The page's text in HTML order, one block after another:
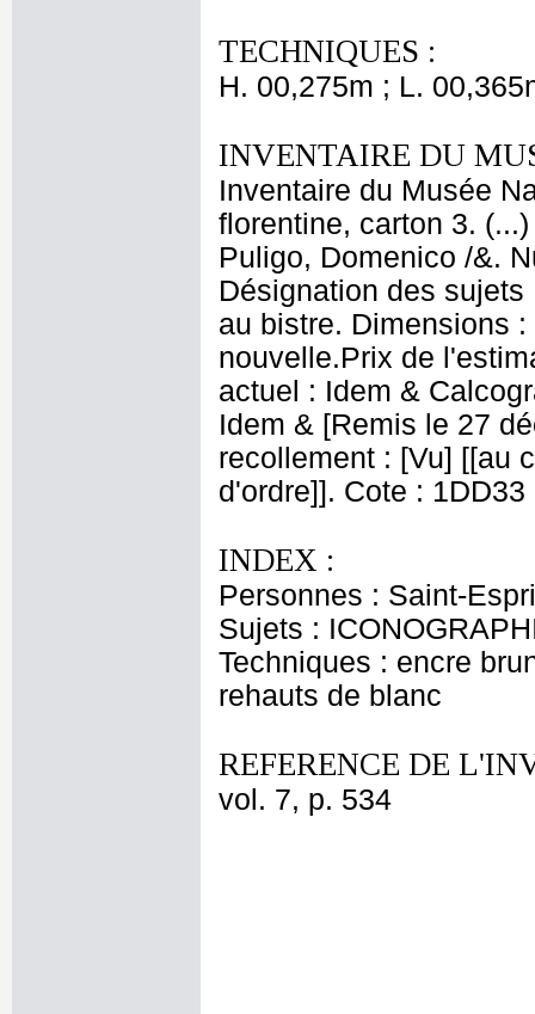
TECHNIQUES :
H. 00,275m ; L.
INVENTAIRE DU
Inventaire du Musée
florentine, carton 3.
Puligo, Domenico /&.
Désignation des
au bistre. Dimensions
nouvelle.Prix de
actuel : Idem &
Idem & [Remis le 27
recollement : [Vu] [[au
d'ordre]]. Cote : 1DD33
INDEX :
Personnes : Saint-
Sujets :
Techniques : encre
rehauts de blanc
REFERENCE DE
vol. 7, p. 534